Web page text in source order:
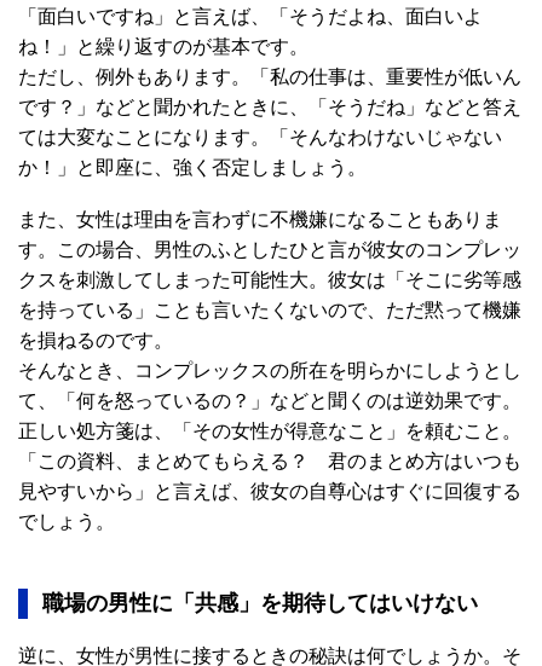
「面白いですね」と言えば、「そうだよね、面白いよ
ね！」と繰り返すのが基本です。
ただし、例外もあります。「私の仕事は、重要性が低いん
です？」などと聞かれたときに、「そうだね」などと答え
ては大変なことになります。「そんなわけないじゃない
か！」と即座に、強く否定しましょう。
また、女性は理由を言わずに不機嫌になることもありま
す。この場合、男性のふとしたひと言が彼女のコンプレッ
クスを刺激してしまった可能性大。彼女は「そこに劣等感
を持っている」ことも言いたくないので、ただ黙って機嫌
を損ねるのです。
そんなとき、コンプレックスの所在を明らかにしようとし
て、「何を怒っているの？」などと聞くのは逆効果です。
正しい処方箋は、「その女性が得意なこと」を頼むこと。
「この資料、まとめてもらえる？ 君のまとめ方はいつも
見やすいから」と言えば、彼女の自尊心はすぐに回復する
でしょう。
職場の男性に「共感」を期待してはいけない
逆に、女性が男性に接するときの秘訣は何でしょうか。そ